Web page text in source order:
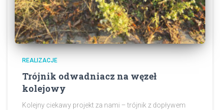
REALIZACJE
Trójnik odwadniacz na węzeł
kolejowy
Kolejny ciekawy projekt za nami – trójnik z dopływem